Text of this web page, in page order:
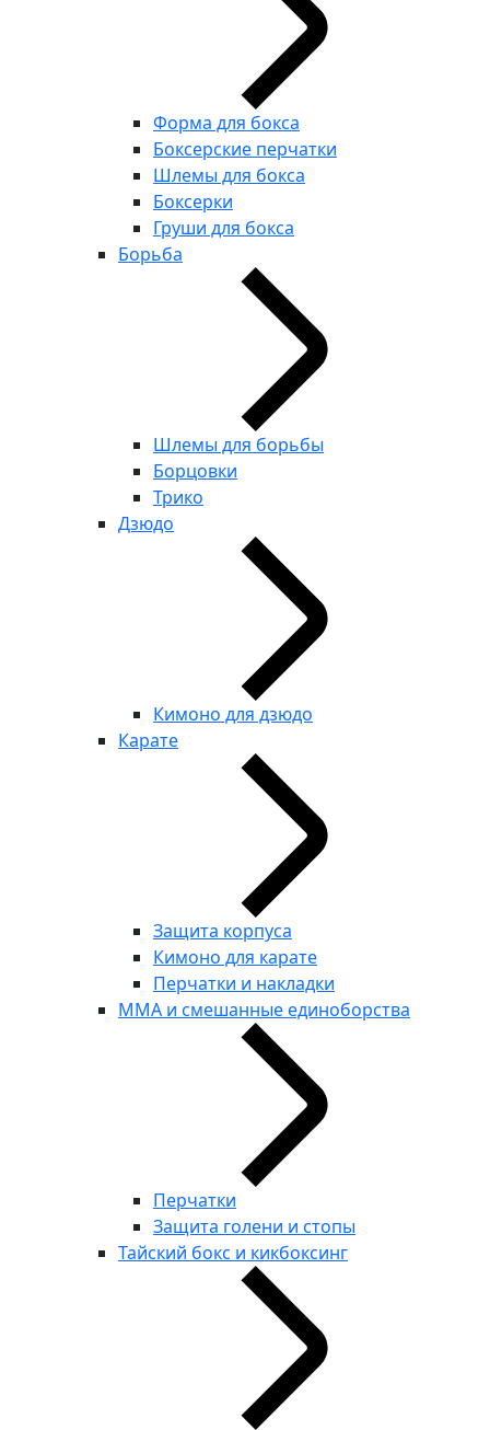
Форма для бокса
Боксерские перчатки
Шлемы для бокса
Боксерки
Груши для бокса
Борьба
Шлемы для борьбы
Борцовки
Трико
Дзюдо
Кимоно для дзюдо
Карате
Защита корпуса
Кимоно для карате
Перчатки и накладки
ММА и смешанные единоборства
Перчатки
Защита голени и стопы
Тайский бокс и кикбоксинг